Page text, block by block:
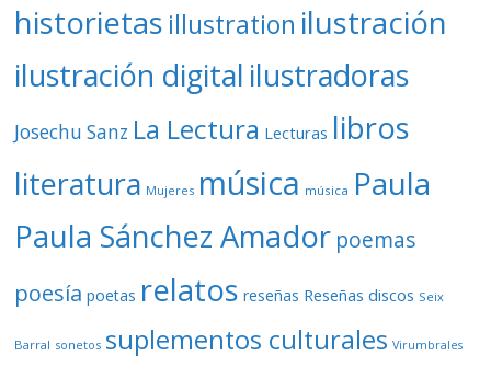
historietas illustration ilustración
ilustración digital ilustradoras
Josechu Sanz La Lectura Lecturas libros
literatura Mujeres música música Paula
Paula Sánchez Amador poemas
poesía poetas relatos reseñas Reseñas discos Seix
Barral sonetos suplementos culturales Virumbrales